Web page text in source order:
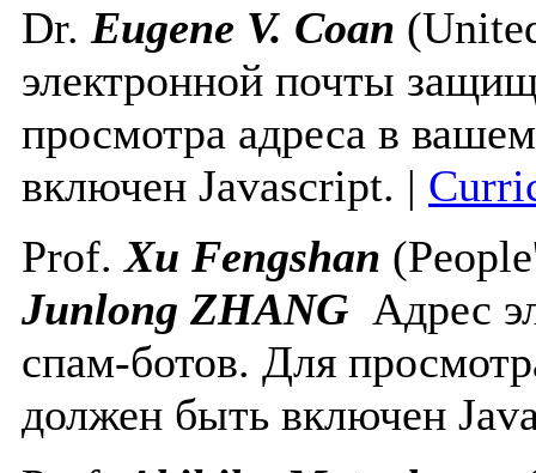
Dr. Eugene V. Coan
электронной почты
просмотра адреса в
включен Javascript. |
Prof.Xu Fengshan
Junlong ZHANG Адрес
спам-ботов. Для
должен быть включен